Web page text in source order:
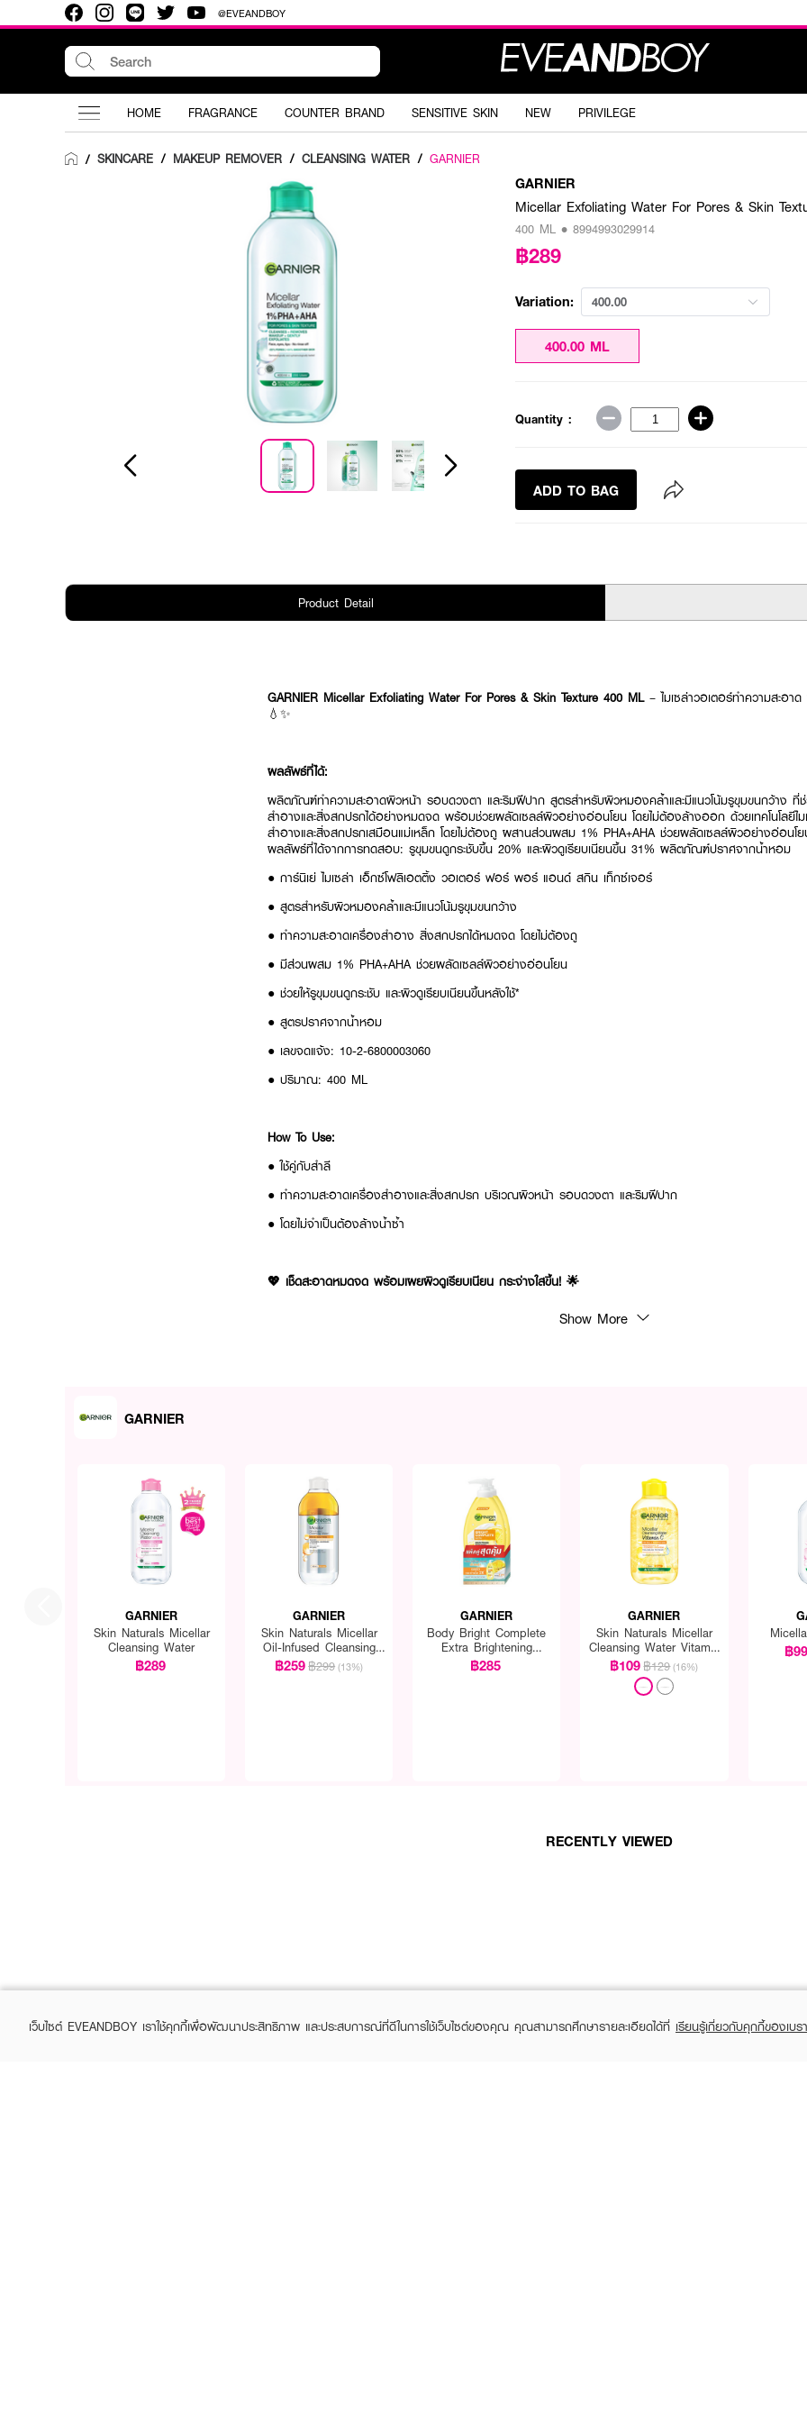
@EVEANDBOY
HOME FRAGRANCE COUNTER BRAND SENSITIVE SKIN NEW PRIVILEGE
/ SKINCARE / MAKEUP REMOVER / CLEANSING WATER / GARNIER
GARNIER
Micellar Exfoliating Water For Pores & Skin
400 ML • 8994993029914
฿289
Variation: 400.00
400.00 ML
Quantity :
ADD TO BAG
Product Detail
GARNIER Micellar Exfoliating Water For Pores & Skin Texture 400 ML – ไมเซล่าวอเตอร์ทำความสะอ
💧✨
ผลลัพธ์ที่ได้:
ผลิตภัณฑ์ทำความสะอาดผิวหน้า รอบดวงตา และริมฝีปาก สูตรสำหรับผิวหมองคล้ำและมีแนวโน้มรูขุมขนกว้าง ที่ช่
สำอางและสิ่งสกปรกได้อย่างหมดจด พร้อมช่วยผลัดเซลล์ผิวอย่างอ่อนโยน โดยไม่ต้องล้างออก ด้วยเทคโนโลยีไม
สำอางและสิ่งสกปรกเสมือนแม่เหล็ก โดยไม่ต้องถู ผสานส่วนผสม 1% PHA+AHA ช่วยผลัดเซลล์ผิวอย่างอ่อนโย
ผลลัพธ์ที่ได้จากการทดสอบ: รูขุมขนดูกระชับขึ้น 20% และผิวดูเรียบเนียนขึ้น 31% ผลิตภัณฑ์ปราศจากน้ำหอม
● การ์นิเย่ ไมเซล่า เอ็กซ์โฟลิเอตติ้ง วอเตอร์ ฟอร์ พอร์ แอนด์ สกิน เท็กซ์เจอร์
● สูตรสำหรับผิวหมองคล้ำและมีแนวโน้มรูขุมขนกว้าง
● ทำความสะอาดเครื่องสำอาง สิ่งสกปรกได้หมดจด โดยไม่ต้องถู
● มีส่วนผสม 1% PHA+AHA ช่วยผลัดเซลล์ผิวอย่างอ่อนโยน
● ช่วยให้รูขุมขนดูกระชับ และผิวดูเรียบเนียนขึ้นหลังใช้*
● สูตรปราศจากน้ำหอม
● เลขจดแจ้ง: 10-2-6800003060
● ปริมาณ: 400 ML
How To Use:
● ใช้คู่กับสำลี
● ทำความสะอาดเครื่องสำอางและสิ่งสกปรก บริเวณผิวหน้า รอบดวงตา และริมฝีปาก
● โดยไม่จำเป็นต้องล้างน้ำซ้ำ
💖 เช็ดสะอาดหมดจด พร้อมเผยผิวดูเรียบเนียน กระจ่างใสขึ้น! 🌟
Show More
GARNIER
GARNIER
Skin Naturals Micellar
Cleansing Water
฿289
GARNIER
Skin Naturals Micellar
Oil-Infused Cleansing
Water
฿259฿299 (13%)
GARNIER
Body Bright Complete
Extra Brightening
Repairing Serum Milk Uv
400Ml*2 Pcs
฿285
GARNIER
Skin Naturals Micellar
Cleansing Water Vitamin
C
฿109฿129 (16%)
฿99
RECENTLY VIEWED
เว็บไซต์ EVEANDBOY เราใช้คุกกี้เพื่อพัฒนาประสิทธิภาพ และประสบการณ์ที่ดีในการใช้เว็บไซต์ของคุณ คุณสามารถศึกษารายละเอียดได้ที่ เรียนรู้เกี่ยวกับคุกกี้ของเบร